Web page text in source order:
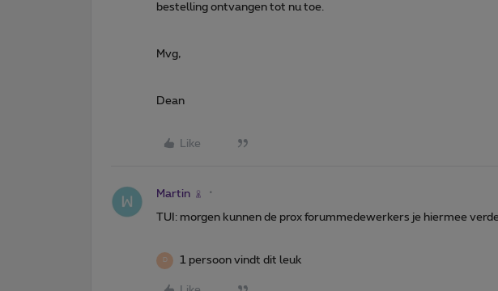
bestelling ontvangen tot nu toe.
Mvg,
Dean
Like
Martin
TUI: morgen kunnen de prox forummedewerkers je hiermee
D 1 persoon vindt dit leuk